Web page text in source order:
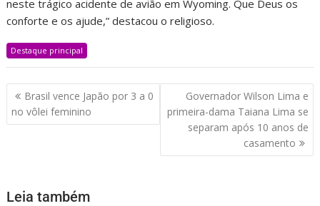
neste trágico acidente de avião em Wyoming. Que Deus os
conforte e os ajude,” destacou o religioso.
Destaque principal
Brasil vence Japão por 3 a 0
no vôlei feminino
Governador Wilson Lima e
primeira-dama Taiana Lima se
separam após 10 anos de
casamento
Leia também